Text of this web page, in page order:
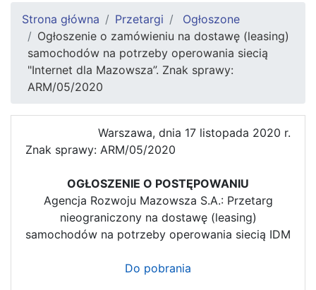
Strona główna Przetargi
Ogłoszone
Ogłoszenie o zamówieniu na dostawę (leasing)
samochodów na potrzeby operowania siecią
"Internet dla Mazowsza”. Znak sprawy:
ARM/05/2020
Warszawa, dnia 17 listopada 2020 r.
Znak sprawy: ARM/05/2020
OGŁOSZENIE O POSTĘPOWANIU
Agencja Rozwoju Mazowsza S.A.: Przetarg
nieograniczony na dostawę (leasing)
samochodów na potrzeby operowania siecią IDM
Do pobrania